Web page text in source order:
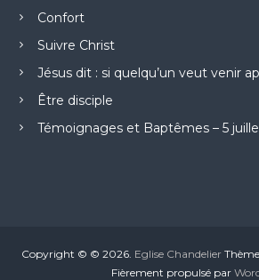
Confort
Suivre Christ
Jésus dit : si quelqu’un veut venir
Être disciple
Témoignages et Baptêmes – 5
Copyright © © 2026. Eglise Chandelier
Fièrement propulsé par